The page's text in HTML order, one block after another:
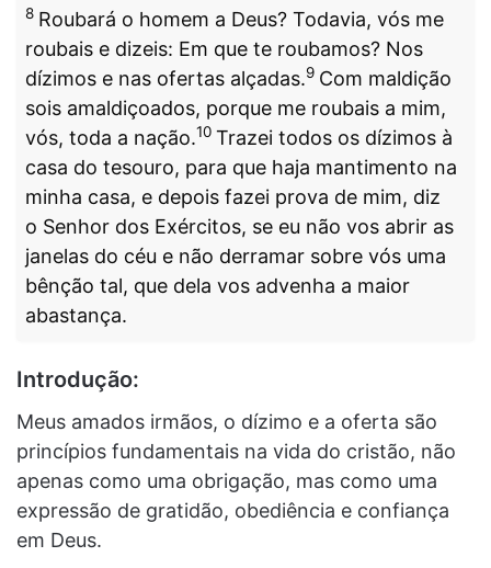
8 Roubará o homem a Deus? Todavia, vós me
roubais e dizeis: Em que te roubamos? Nos
dízimos e nas ofertas alçadas.9 Com maldição
sois amaldiçoados, porque me roubais a mim,
vós, toda a nação.10 Trazei todos os dízimos à
casa do tesouro, para que haja mantimento na
minha casa, e depois fazei prova de mim, diz
o Senhor dos Exércitos, se eu não vos abrir as
janelas do céu e não derramar sobre vós uma
bênção tal, que dela vos advenha a maior
abastança.
Introdução:
Meus amados irmãos, o dízimo e a oferta são
princípios fundamentais na vida do cristão, não
apenas como uma obrigação, mas como uma
expressão de gratidão, obediência e confiança
em Deus.